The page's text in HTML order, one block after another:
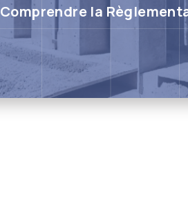
Comprendre la